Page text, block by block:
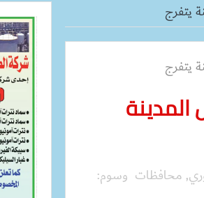
يتفرج
, محافظات وسوم: